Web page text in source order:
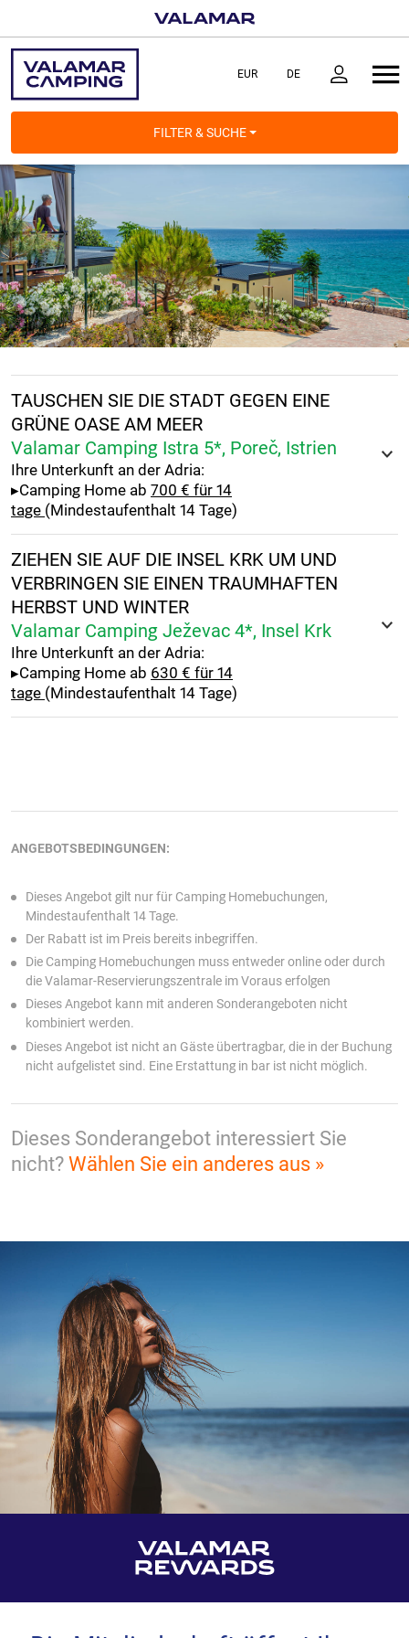
FILTER & SUCHE
TAUSCHEN SIE DIE STADT GEGEN EINE
GRÜNE OASE AM MEER
Valamar Camping Istra 5*, Poreč, Istrien
Ihre Unterkunft an der Adria:
▸Camping Home ab 700 € für 14
tage (Mindestaufenthalt 14 Tage)
ZIEHEN SIE AUF DIE INSEL KRK UM UND
VERBRINGEN SIE EINEN TRAUMHAFTEN
HERBST UND WINTER
Valamar Camping Ježevac 4*, Insel Krk
Ihre Unterkunft an der Adria:
▸Camping Home ab 630 € für 14
tage (Mindestaufenthalt 14 Tage)
ANGEBOTSBEDINGUNGEN:
Dieses Angebot gilt nur für Camping Homebuchungen,
Mindestaufenthalt 14Tage.
Der Rabatt ist im Preis bereits inbegriffen.
Die Camping Homebuchungen muss entweder online oder durch
die Valamar-Reservierungszentrale im Voraus erfolgen
Dieses Angebot kann mit anderen Sonderangeboten nicht
kombiniert werden.
Dieses Angebot ist nicht an Gäste übertragbar, die in der Buchung
nicht aufgelistet sind. Eine Erstattung in bar ist nicht möglich.
Dieses Sonderangebot interessiert Sie
nicht? Wählen Sie ein anderes aus »